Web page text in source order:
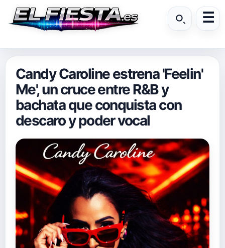
Candy Caroline estrena 'Feelin'
Me', un cruce entre R&B y
bachata que conquista con
descaro y poder vocal